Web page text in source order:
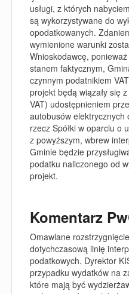
usługi, z których
są wykorzystywane do
opodatkowanych.
wymienione warunki
Wnioskodawcę,
stanem faktycznym,
czynnym podatnikiem
projekt będą wiązały się
VAT) udostępnieniem
autobusów elektrycznych
rzecz Spółki w oparciu o
z powyższym, wbrew
Gminie będzie
podatku naliczonego od
projekt.
Komentarz
Omawiane
dotychczasową linię
podatkowych. Dyrektor
przypadku wydatków na
które mają być